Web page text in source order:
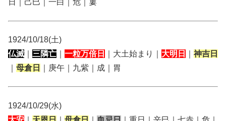
日｜己巳｜一白｜危｜婁
1924/10/18(土)
仏滅
三隣亡 一粒万倍日 ｜大土始まり｜ 大明日
神吉日
母倉日 ｜庚午｜九紫｜成｜胃
1924/10/29(水)